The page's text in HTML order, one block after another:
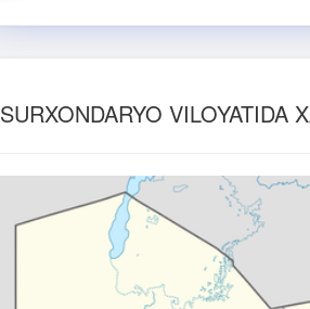
SURXONDARYO VILOYATIDA